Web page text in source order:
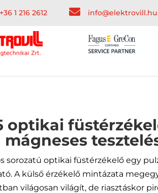
+36 1 216 2612  info@elektrovill.hu
optikai
mágneses
sorozatú optikai füstérzékelő egy
A külső érzékelő mintázata
világosan világít, de riasztáskor